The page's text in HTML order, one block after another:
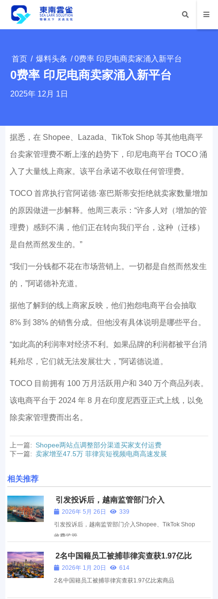
首页 / 爆料头条 / 0费率 印尼电商卖家涌入新平台
0费率 印尼电商卖家涌入新平台
2025年 12月 1日
据悉，在 Shopee、Lazada、TikTok Shop 等其他电商平
台卖家管理费不断上涨的趋势下，印尼电商平台 TOCO 涌
入了大量线上商家。该平台承诺不收取任何管理费。
TOCO 首席执行官阿诺德·塞巴斯蒂安拒绝就卖家数量增加
的原因做进一步解释。他周三表示：“许多人对（增加的管
理费）感到不满，他们正在转向我们平台，这种（迁移）
是自然而然发生的。”
“我们一分钱都不花在市场营销上。一切都是自然而然发生
的，”阿诺德补充道。
据他了解到的线上商家反映，他们抱怨电商平台会抽取
8% 到 38% 的销售分成。但他没有具体说明是哪些平台。
“如此高的利润率对经济不利。如果品牌的利润都被平台消
耗殆尽，它们就无法发展壮大，”阿诺德说道。
TOCO 目前拥有 100 万月活跃用户和 340 万个商品列表。
该电商平台于 2024 年 8 月在印度尼西亚正式上线，以免
除卖家管理费而出名。
上一篇: Shopee两站点调整部分渠道买家支付运费
下一篇: 卖家增至47.5万 菲律宾短视频电商高速发展
相关推荐
引发投诉后，越南监管部门介入
Shopee、TikTok Shop收费监管
2026年 5月 26日
339
引发投诉后，越南监管部门介入Shopee、TikTok Shop
收费监管
2名中国籍员工被捕菲律宾查获1.97亿比
索商品
2026年 1月 20日
614
2名中国籍员工被捕菲律宾查获1.97亿比索商品